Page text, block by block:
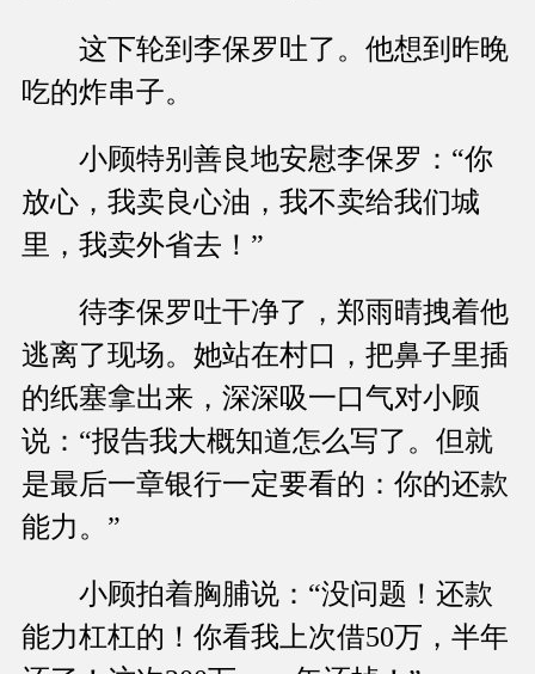
这下轮到李保罗吐了。他想到昨晚
吃的炸串子。
小顾特别善良地安慰李保罗：“你
放心，我卖良心油，我不卖给我们城
里，我卖外省去！”
待李保罗吐干净了，郑雨晴拽着他
逃离了现场。她站在村口，把鼻子里插
的纸塞拿出来，深深吸一口气对小顾
说：“报告我大概知道怎么写了。但就
是最后一章银行一定要看的：你的还款
能力。”
小顾拍着胸脯说：“没问题！还款
能力杠杠的！你看我上次借50万，半年